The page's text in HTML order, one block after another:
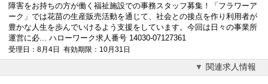
障害をお持ちの方が働く福祉施設での事務スタッフ募集！「フラワーア
ーク」では花苗の生産販売活動を通じて、社会との接点を作り利用者が
豊かな人生を歩んでいけるよう支援をしています。今回は日々の事業所
運営に必... ハローワーク求人番号 14030-07127361
受理日：8月4日 有効期限：10月31日
関連求人情報